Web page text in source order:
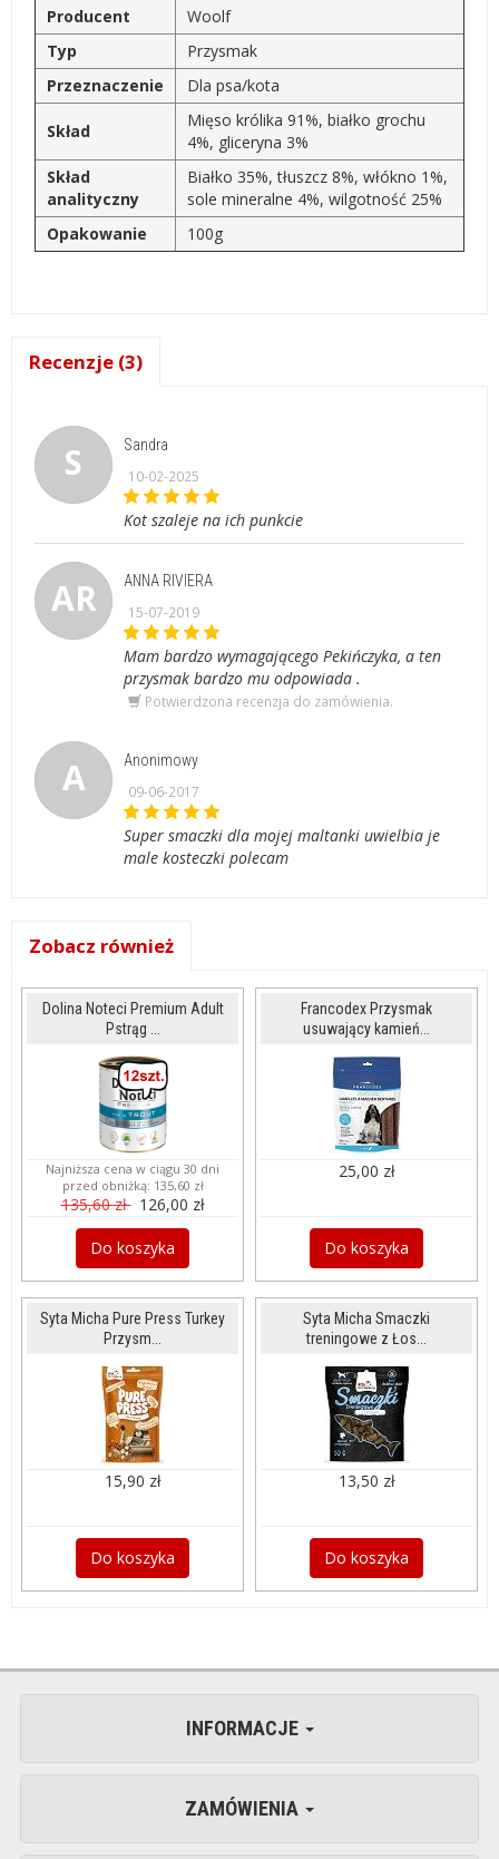
Producent
Woolf
Typ
Przysmak
Przeznaczenie
Dla psa/kota
Skład
Mięso królika 91%, białko grochu
4%, gliceryna 3%
Skład
analityczny
Białko 35%, tłuszcz 8%, włókno 1%,
sole mineralne 4%, wilgotność 25%
Opakowanie
100g
Recenzje (3)
S
Sandra
10-02-2025
Kot szaleje na ich punkcie
AR
ANNA RIVIERA
15-07-2019
Mam bardzo wymagającego Pekińczyka, a ten
przysmak bardzo mu odpowiada .
Potwierdzona recenzja do zamówienia.
A
Anonimowy
09-06-2017
Super smaczki dla mojej maltanki uwielbia je
male kosteczki polecam
Zobacz również
Dolina Noteci Premium Adult
Pstrąg ...
Najniższa cena w ciągu 30 dni
przed obniżką: 135,60 zł
135,60 zł 126,00 zł
Do koszyka
Francodex Przysmak
usuwający kamień...
25,00 zł
Do koszyka
Syta Micha Pure Press Turkey
Przysm...
15,90 zł
Do koszyka
Syta Micha Smaczki
treningowe z Łos...
13,50 zł
Do koszyka
INFORMACJE
ZAMÓWIENIA